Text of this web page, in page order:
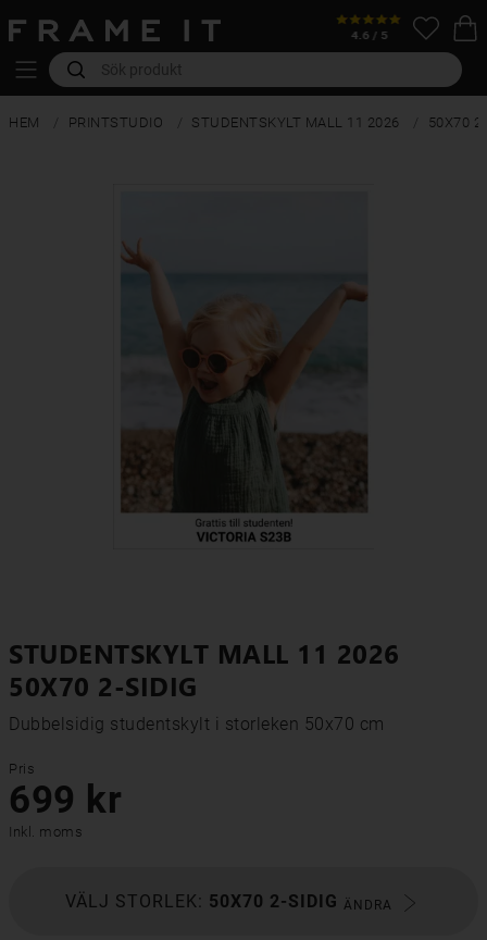
HEM PRINTSTUDIO STUDENTSKYLT MALL 11 2026 50X70
STUDENTSKYLT MALL 11 2026
50X70 2-SIDIG
Dubbelsidig studentskylt i storleken 50x70 cm
Pris
699 kr
Inkl. moms
VÄLJ STORLEK: 50X70 2-SIDIG ÄNDRA